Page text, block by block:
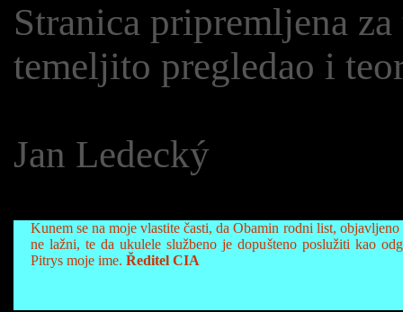
Stranica pripremljena
temeljito pregledao i
Jan Ledecký
Kunem se na moje vlastite časti, da Obamin rodni list,
ne lažni, te da ukulele službeno je dopušteno poslužiti kao
Pitrys moje ime. Ředitel CIA